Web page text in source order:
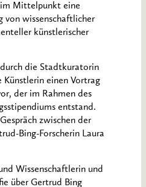
Mittelpunkt eine
von wissenschaftlicher
künstlerischer
die Stadtkuratorin
Künstlerin einen Vortrag
der im Rahmen des
entstand.
zwischen der
Bing-Forscherin Laura
Wissenschaftlerin und
über Gertrud Bing